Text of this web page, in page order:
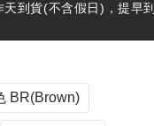
到貨(不含假日)，提早到
BR(Brown)